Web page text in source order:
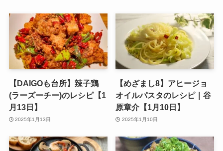
【DAIGOも台所】辣子鶏
(ラーズーチー)のレシピ【1
月13日】
2025年1月13日
【めざまし8】アヒージョ
オイルパスタのレシピ｜谷
原章介【1月10日】
2025年1月10日